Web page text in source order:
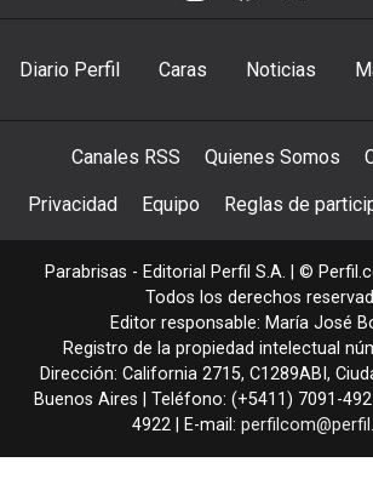
Diario Perfil Caras Noticias
Canales RSS Quienes Somos
Privacidad Equipo Reglas de
Parabrisas - Editorial Perfil S.A. | ©
Todos los derechos
Editor responsable: María José
Registro de la propiedad intelectual
Dirección: California 2715, C1289ABI ,
Buenos Aires | Teléfono: (+5411) 7091-
4922 | E-mail: